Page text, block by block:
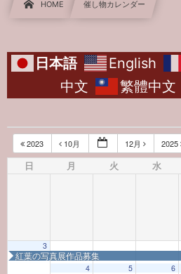
HOME 催し物カレンダー
日本語 English
中文
繁體中文
2023 10月 12月 2025
日 月 火 水
3
紅葉の写真展作品募集
4 5 6